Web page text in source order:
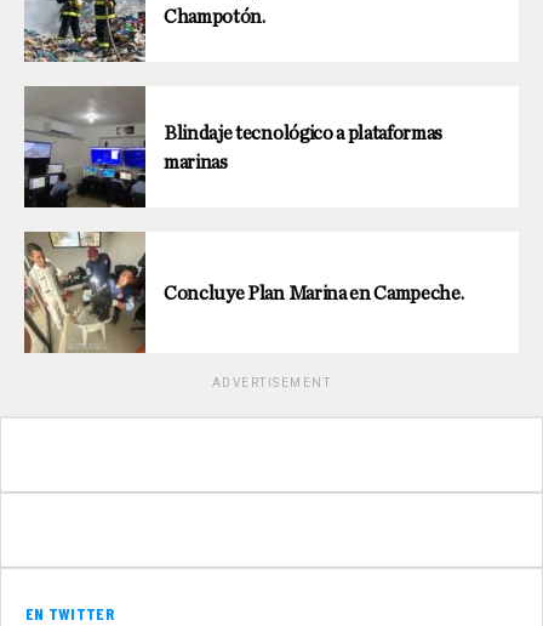
Champotón.
Blindaje tecnológico a plataformas
marinas
Concluye Plan Marina en Campeche.
ADVERTISEMENT
EN TWITTER